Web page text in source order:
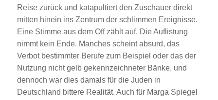
Reise zurück und katapultiert den Zuschauer direkt
mitten hinein ins Zentrum der schlimmen Ereignisse.
Eine Stimme aus dem Off zählt auf. Die Auflistung
nimmt kein Ende. Manches scheint absurd, das
Verbot bestimmter Berufe zum Beispiel oder das der
Nutzung nicht gelb gekennzeichneter Bänke, und
dennoch war dies damals für die Juden in
Deutschland bittere Realität. Auch für Marga Spiegel